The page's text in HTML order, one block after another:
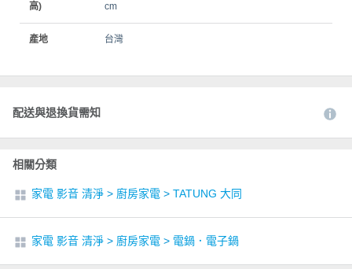
高)
cm
產地 台灣
配送與退換貨需知
相關分類
家電 影音 清淨 > 廚房家電 > TATUNG 大同
家電 影音 清淨 > 廚房家電 > 電鍋．電子鍋